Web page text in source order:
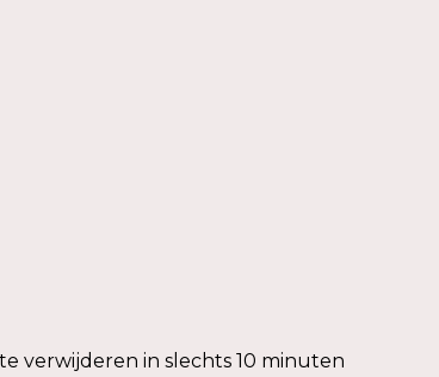
verwijderen in slechts 10 minuten
Incl btw. 48,33